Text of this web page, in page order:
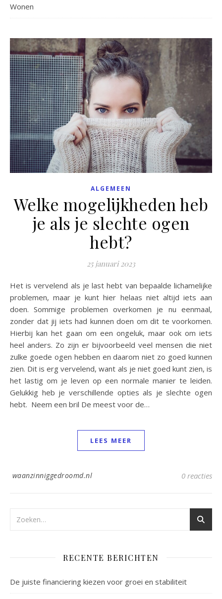
Wonen
ALGEMEEN
Welke mogelijkheden heb
je als je slechte ogen
hebt?
25 januari 2023
Het is vervelend als je last hebt van bepaalde lichamelijke
problemen, maar je kunt hier helaas niet altijd iets aan
doen. Sommige problemen overkomen je nu eenmaal,
zonder dat jij iets had kunnen doen om dit te voorkomen.
Hierbij kan het gaan om een ongeluk, maar ook om iets
heel anders. Zo zijn er bijvoorbeeld veel mensen die niet
zulke goede ogen hebben en daarom niet zo goed kunnen
zien. Dit is erg vervelend, want als je niet goed kunt zien, is
het lastig om je leven op een normale manier te leiden.
Gelukkig heb je verschillende opties als je slechte ogen
hebt. Neem een bril De meest voor de…
LEES MEER
waanzinniggedroomd.nl 0 reacties
RECENTE BERICHTEN
De juiste financiering kiezen voor groei en stabiliteit